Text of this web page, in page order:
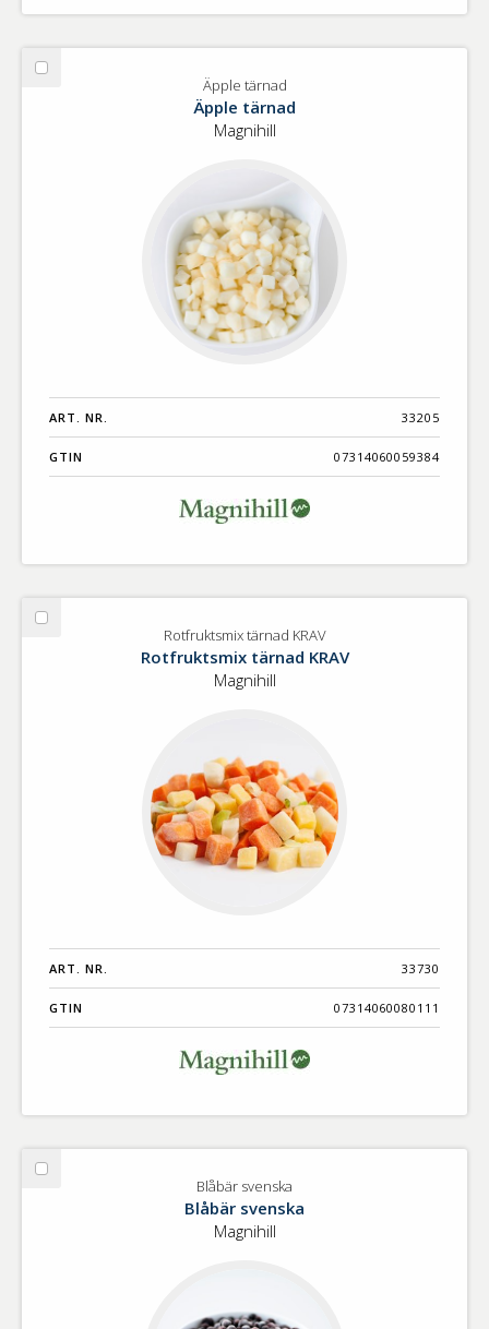
Välj
Äpple tärnad
Äpple tärnad
Magnihill
ART. NR. 33205
GTIN 07314060059384
Välj
Rotfruktsmix tärnad KRAV
Rotfruktsmix tärnad KRAV
Magnihill
ART. NR. 33730
GTIN 07314060080111
Välj
Blåbär svenska
Blåbär svenska
Magnihill